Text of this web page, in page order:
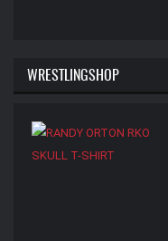
WRESTLINGSHOP